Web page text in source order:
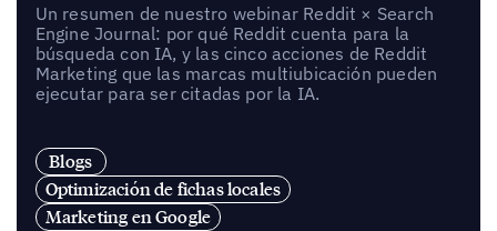
Un resumen de nuestro webinar Reddit × Search
Engine Journal: por qué Reddit cuenta para la
búsqueda con IA, y las cinco acciones de Reddit
Marketing que las marcas multiubicación pueden
ejecutar para ser citadas por la IA.
Blogs
Optimización de fichas locales
Marketing en Google